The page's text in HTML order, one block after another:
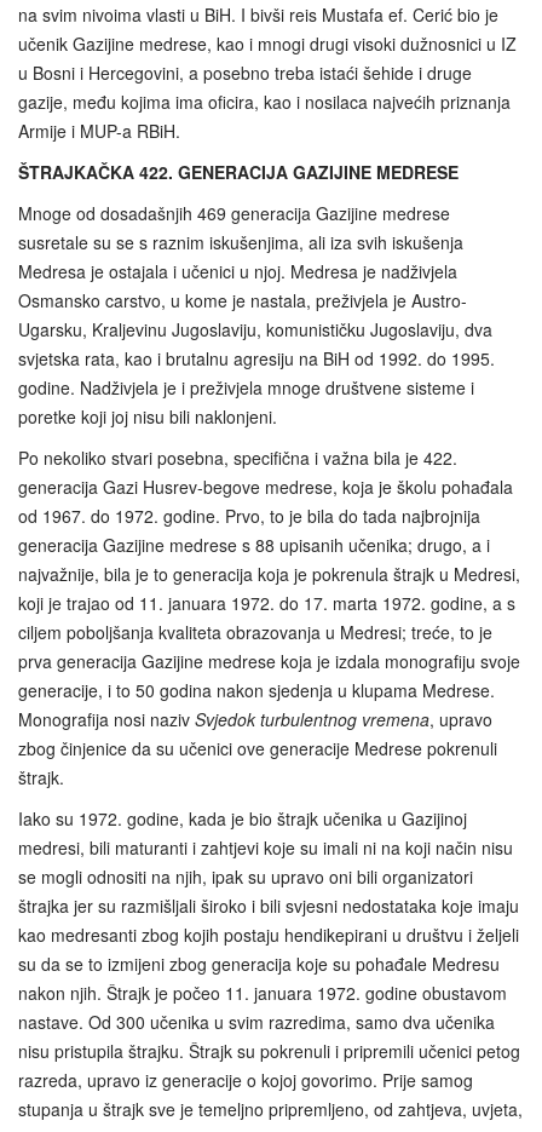
na svim nivoima vlasti u BiH. I bivši reis Mustafa ef. Cerić bio je
učenik Gazijine medrese, kao i mnogi drugi visoki dužnosnici u IZ
u Bosni i Hercegovini, a posebno treba istaći šehide i druge
gazije, među kojima ima oficira, kao i nosilaca najvećih priznanja
Armije i MUP-a RBiH.
ŠTRAJKAČKA 422. GENERACIJA GAZIJINE MEDRESE
Mnoge od dosadašnjih 469 generacija Gazijine medrese
susretale su se s raznim iskušenjima, ali iza svih iskušenja
Medresa je ostajala i učenici u njoj. Medresa je nadživjela
Osmansko carstvo, u kome je nastala, preživjela je Austro-
Ugarsku, Kraljevinu Jugoslaviju, komunističku Jugoslaviju, dva
svjetska rata, kao i brutalnu agresiju na BiH od 1992. do 1995.
godine. Nadživjela je i preživjela mnoge društvene sisteme i
poretke koji joj nisu bili naklonjeni.
Po nekoliko stvari posebna, specifična i važna bila je 422.
generacija Gazi Husrev‑begove medrese, koja je školu pohađala
od 1967. do 1972. godine. Prvo, to je bila do tada najbrojnija
generacija Gazijine medrese s 88 upisanih učenika; drugo, a i
najvažnije, bila je to generacija koja je pokrenula štrajk u Medresi,
koji je trajao od 11. januara 1972. do 17. marta 1972. godine, a s
ciljem poboljšanja kvaliteta obrazovanja u Medresi; treće, to je
prva generacija Gazijine medrese koja je izdala monografiju svoje
generacije, i to 50 godina nakon sjedenja u klupama Medrese.
Monografija nosi naziv Svjedok turbulentnog vremena, upravo
zbog činjenice da su učenici ove generacije Medrese pokrenuli
štrajk.
Iako su 1972. godine, kada je bio štrajk učenika u Gazijinoj
medresi, bili maturanti i zahtjevi koje su imali ni na koji način nisu
se mogli odnositi na njih, ipak su upravo oni bili organizatori
štrajka jer su razmišljali široko i bili svjesni nedostataka koje imaju
kao medresanti zbog kojih postaju hendikepirani u društvu i željeli
su da se to izmijeni zbog generacija koje su pohađale Medresu
nakon njih. Štrajk je počeo 11. januara 1972. godine obustavom
nastave. Od 300 učenika u svim razredima, samo dva učenika
nisu pristupila štrajku. Štrajk su pokrenuli i pripremili učenici petog
razreda, upravo iz generacije o kojoj govorimo. Prije samog
stupanja u štrajk sve je temeljno pripremljeno, od zahtjeva, uvjeta,